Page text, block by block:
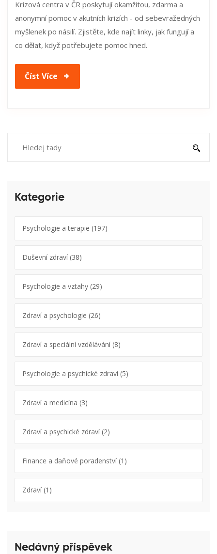
Krizová centra v ČR poskytují okamžitou, zdarma a
anonymní pomoc v akutních krizích - od sebevražedných
myšlenek po násilí. Zjistěte, kde najít linky, jak fungují a
co dělat, když potřebujete pomoc hned.
Číst Více
Kategorie
Psychologie a terapie (197)
Duševní zdraví(38)
Psychologie a vztahy (29)
Zdraví a psychologie (26)
Zdraví a speciální vzdělávání(8)
Psychologie a psychické zdraví(5)
Zdraví a medicína (3)
Zdraví a psychické zdraví(2)
Finance a daňové poradenství(1)
Zdraví(1)
Nedávný příspěvek